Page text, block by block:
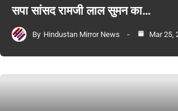
सपा सांसद रामजी लाल सुमन का…
By Hindustan Mirror News Mar 25,